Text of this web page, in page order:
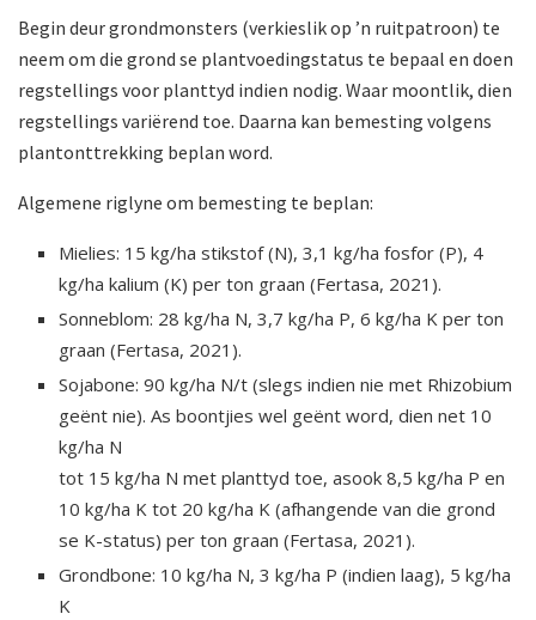
Begin deur grondmonsters (verkieslik op ’n ruitpatroon) te
neem om die grond se plantvoedingstatus te bepaal en doen
regstellings voor planttyd indien nodig. Waar moontlik, dien
regstellings variërend toe. Daarna kan bemesting volgens
plantonttrekking beplan word.
Algemene riglyne om bemesting te beplan:
Mielies: 15 kg/ha stikstof (N), 3,1 kg/ha fosfor (P), 4
kg/ha kalium (K) per ton graan (Fertasa, 2021).
Sonneblom: 28 kg/ha N, 3,7 kg/ha P, 6 kg/ha K per ton
graan (Fertasa, 2021).
Sojabone: 90 kg/ha N/t (slegs indien nie met Rhizobium
geënt nie). As boontjies wel geënt word, dien net 10
kg/ha N
tot 15 kg/ha N met planttyd toe, asook 8,5 kg/ha P en
10 kg/ha K tot 20 kg/ha K (afhangende van die grond
se K-status) per ton graan (Fertasa, 2021).
Grondbone: 10 kg/ha N, 3 kg/ha P (indien laag), 5 kg/ha
K